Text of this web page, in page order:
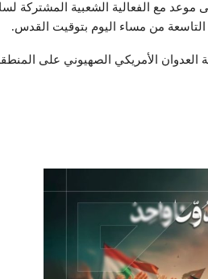
مع الفعالية الشعبية المشتركة
التاسعة من مساء اليوم بتوقيت القدس.
الأمريكي الصهيوني على